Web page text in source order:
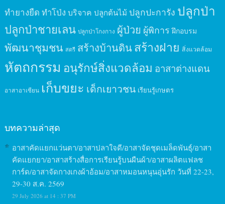
ทำยางยืด ทำโป่ง บริจาค ปลูกต้นไม้ ปลูกปะการัง ปลูกป่า
ปลูกป่าชายเลน ปลูกป่าโกงกาง ผู้ป่วย ผู้พิการ ฝึกอบรม
พัฒนาชุมชน สตรี สร้างบ้านดินสร้างฝาย สิ่งแวดล้อม
หัตถกรรม อนุรักษ์สิ่งแวดล้อม อาสาต่างแดน
อาสาอาเซียน เก็บขยะ เด็กเยาวชน เรียนรู้เกษตร
บทความล่าสุด
อาสาคัดแยกแว่นตา/อาสาปลาใจดี/อาสาจัดชุดเมล็ดพันธุ์/อาสา
คัดแยกยา/อาสาสร้างสื่อการเรียนรู้บนผืนผ้า/อาสาผลิตแฟลช
การ์ด/อาสาจัดกางเกงผ้าอ้อม/อาสาหมอนหนุนอุ่นรัก วันที่ 22-23,
29-30 ส.ค. 2569
29 July 2026 at 14 : 37 PM